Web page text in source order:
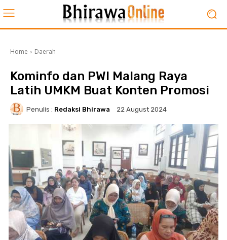
Home Daerah
Kominfo dan PWI Malang Raya
Latih UMKM Buat Konten Promosi
Penulis : Redaksi Bhirawa 22 August 2024